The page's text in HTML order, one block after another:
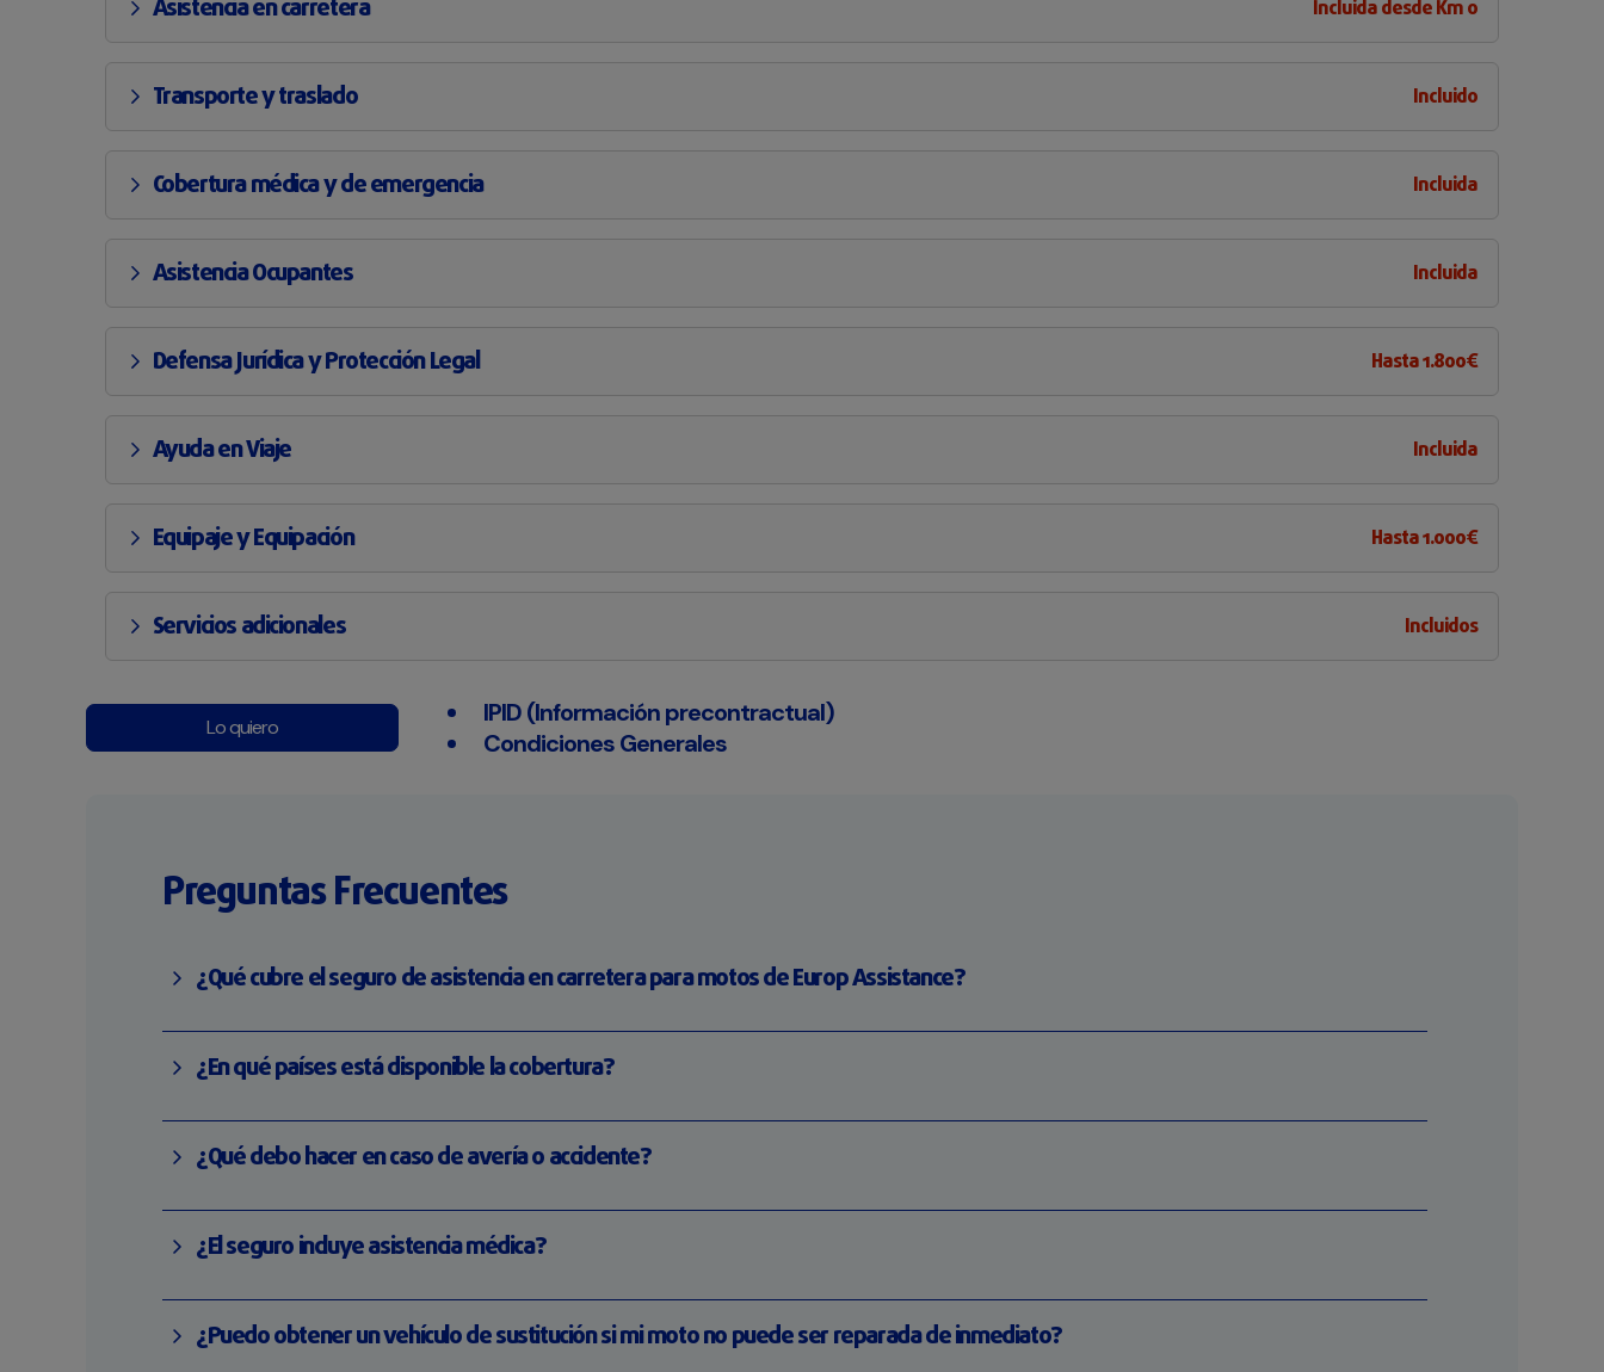
Asistencia en carretera Incluida desde Km 0
Transporte y traslado Incluido
Cobertura médica y de emergencia Incluida
Asistencia Ocupantes Incluida
Defensa Jurídica y Protección Legal Hasta 1.800€
Ayuda en Viaje Incluida
Equipaje y Equipación Hasta 1.000€
Servicios adicionales Incluidos
Lo quiero
IPID (Información precontractual)
Condiciones Generales
Preguntas Frecuentes
¿Qué cubre el seguro de asistencia en carretera para motos de Europ Assistance?
¿En qué países está disponible la cobertura?
¿Qué debo hacer en caso de avería o accidente?
¿El seguro incluye asistencia médica?
¿Puedo obtener un vehículo de sustitución si mi moto no puede ser reparada de inmediato?